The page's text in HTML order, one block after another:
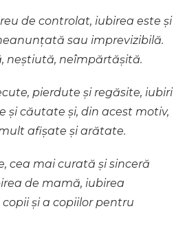
de controlat, iubirea este și
sau imprevizibilă.
neștiută, neîmpărtășită.
pierdute și regăsite, iubiri
și căutate și, din acest motiv,
afișate și arătate.
cea mai curată și sinceră
de mamă, iubirea
și a copiilor pentru